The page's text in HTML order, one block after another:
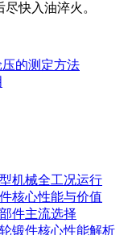
快入油淬火。
压的测定方法
机械全工况运行
核心性能与价值
件主流选择
锻件核心性能解析